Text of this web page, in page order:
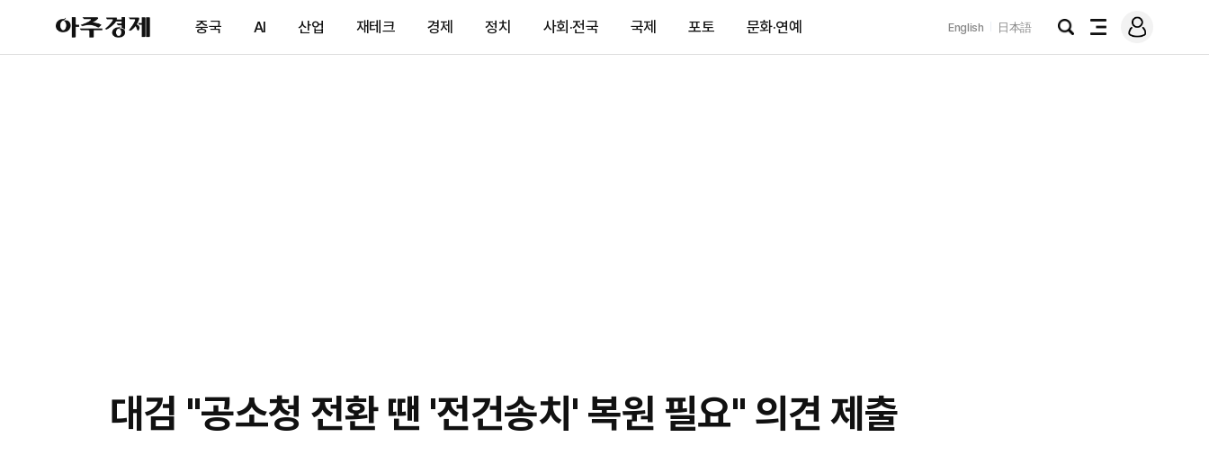
아
주
제
중국 AI 산업 재테크 경제 정치 사회·전국 국제 포토 문화·연예 English 日本語
검
전
메
그
대검 "공소청 전환 땐 '전건송치' 복원 필요" 의견 제출